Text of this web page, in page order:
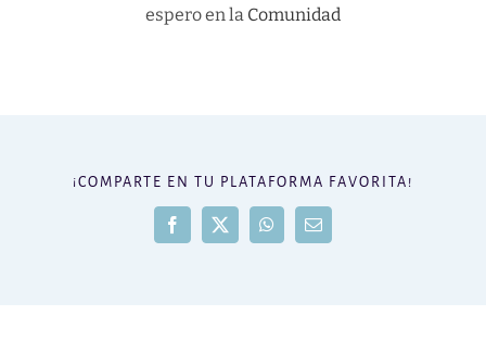
espero en la Comunidad
¡COMPARTE EN TU PLATAFORMA FAVORITA!
Facebook
X WhatsAppCorreo